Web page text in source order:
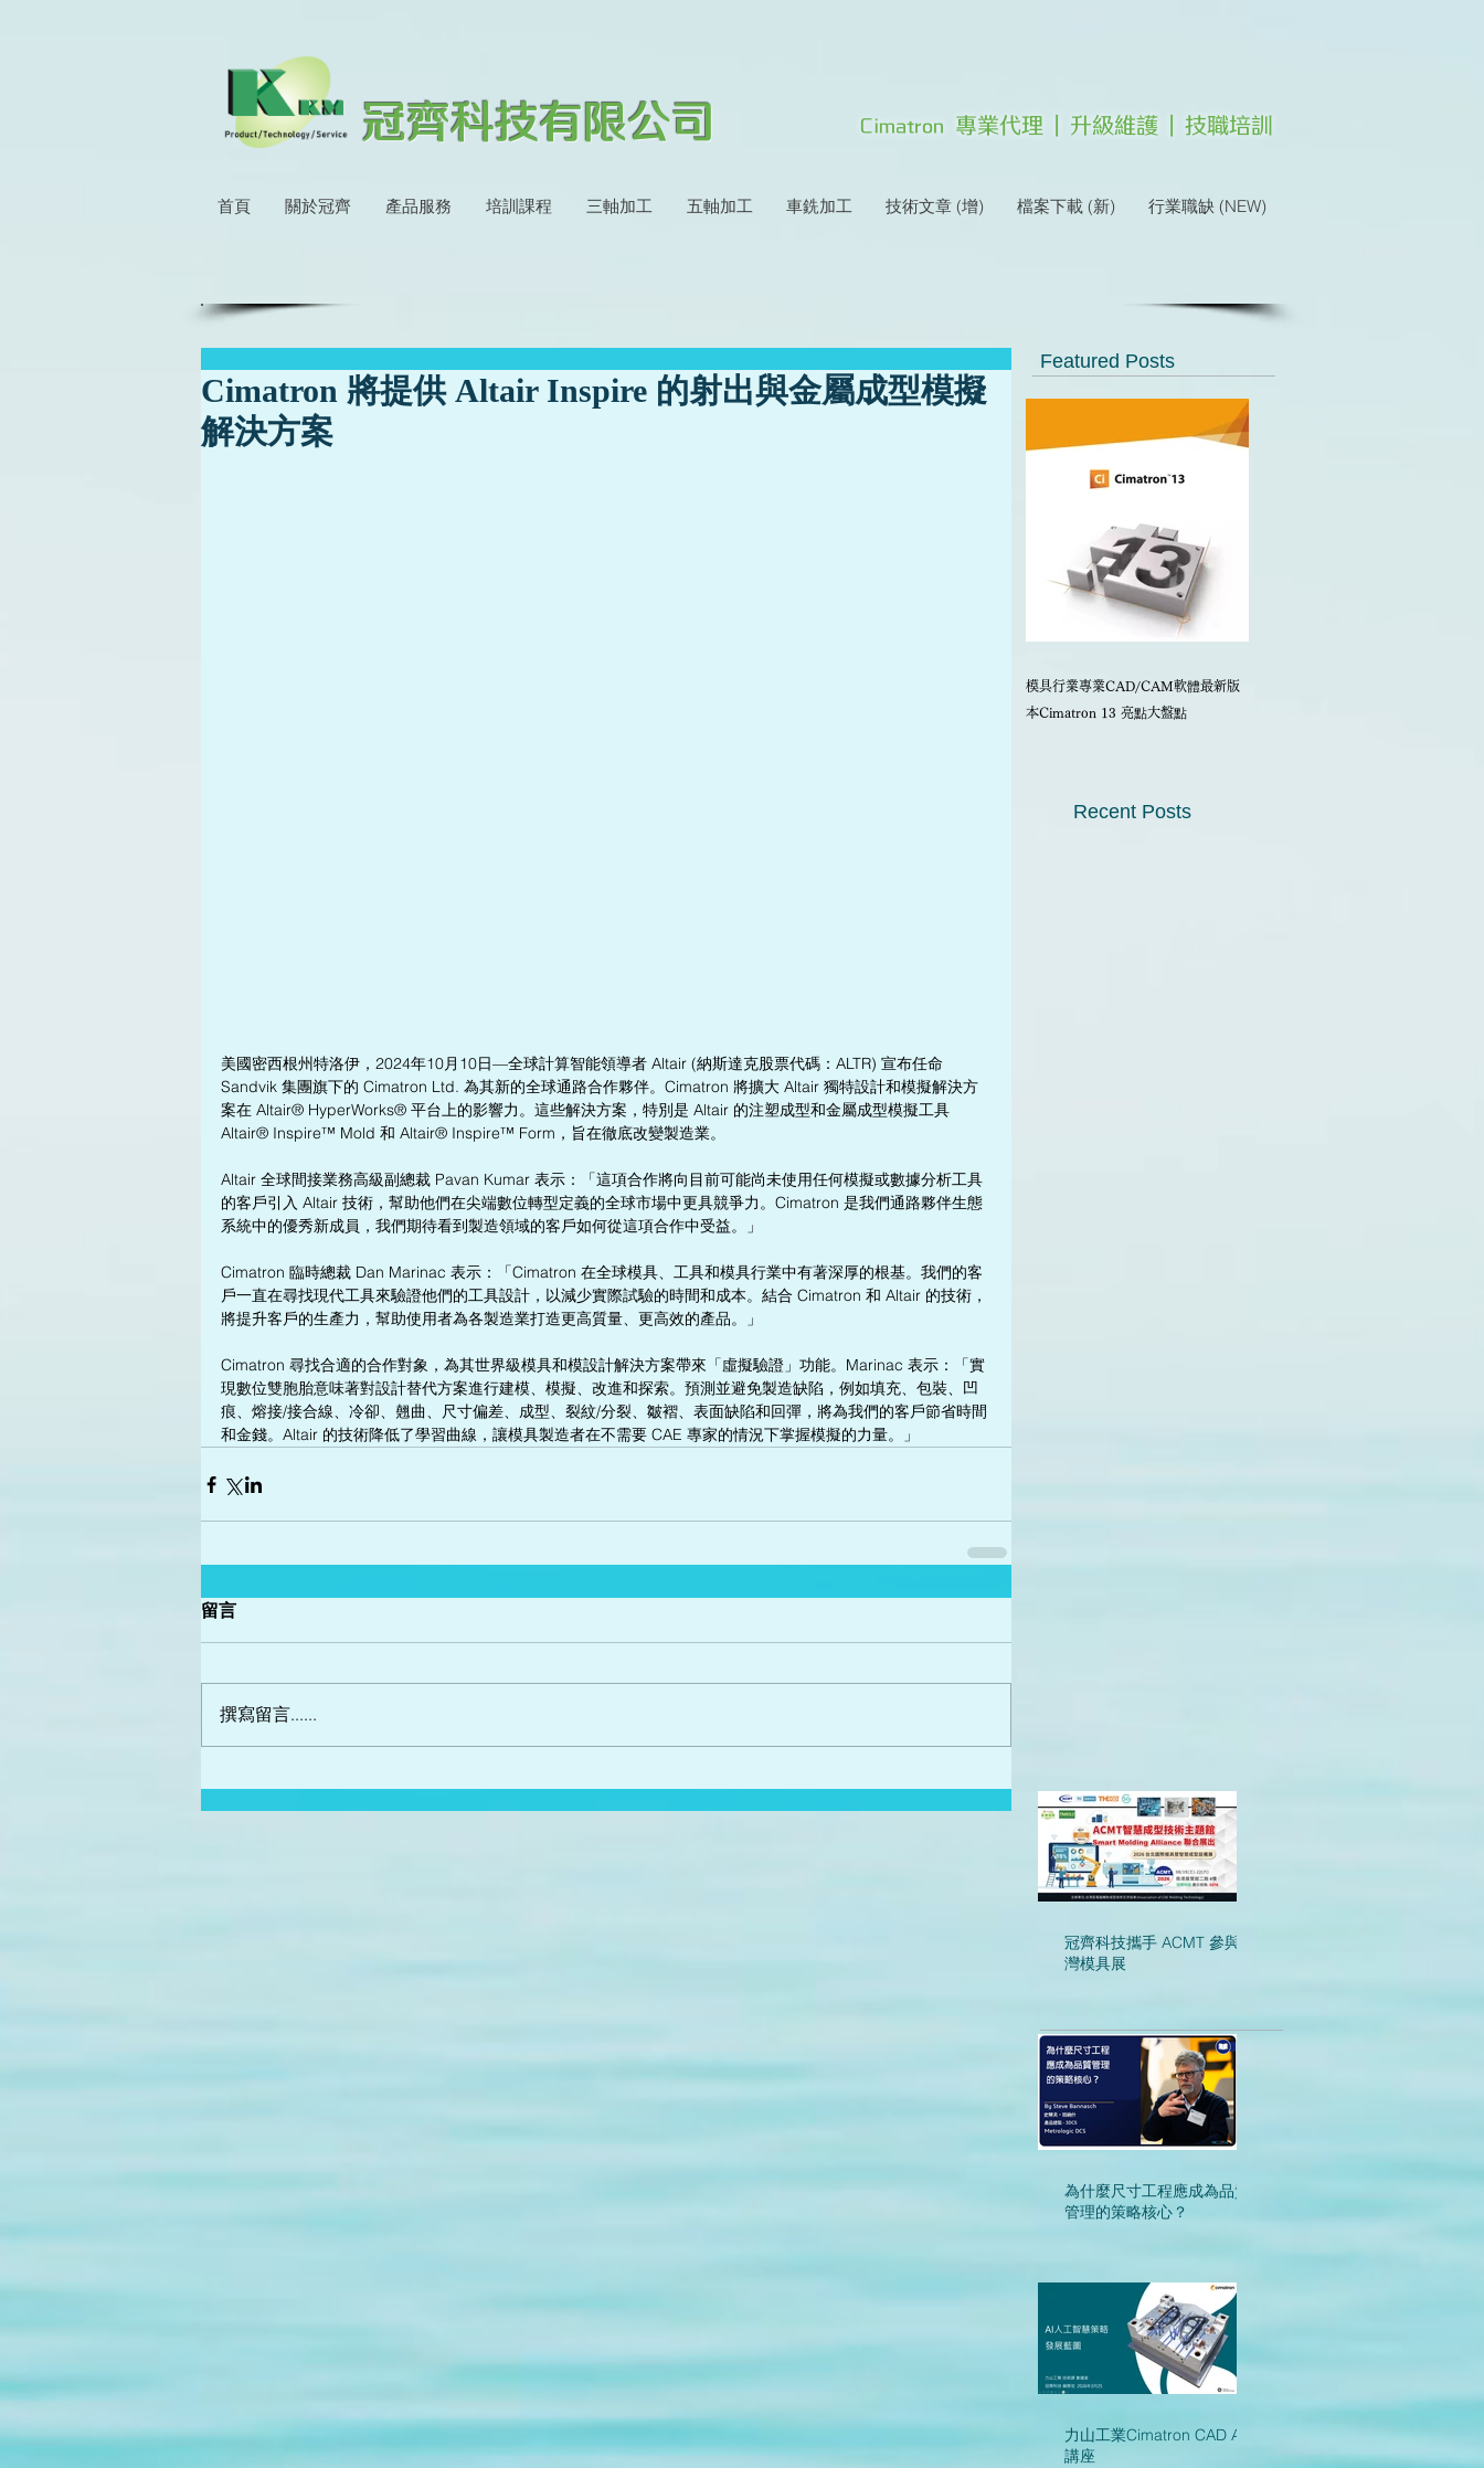
冠齊科技有限公司 Cimatron 專業代理 | 升級維護 | 技職培訓
首頁 關於冠齊 產品服務 培訓課程 三軸加工 五軸加工 車銑加工 技術文章 (增) 檔案下載 (新) 行業職缺 (NEW)
Cimatron 將提供 Altair Inspire 的射出與金屬成型模擬
解決方案
美國密西根州特洛伊，2024年10月10日—全球計算智能領導者 Altair (納斯達克股票代碼：ALTR) 宣布任命
Sandvik 集團旗下的 Cimatron Ltd. 為其新的全球通路合作夥伴。Cimatron 將擴大 Altair 獨特設計和模擬解決方
案在 Altair® HyperWorks® 平台上的影響力。這些解決方案，特別是 Altair 的注塑成型和金屬成型模擬工具
Altair® Inspire™ Mold 和 Altair® Inspire™ Form，旨在徹底改變製造業。
Altair 全球間接業務高級副總裁 Pavan Kumar 表示：「這項合作將向目前可能尚未使用任何模擬或數據分析工具
的客戶引入 Altair 技術，幫助他們在尖端數位轉型定義的全球市場中更具競爭力。Cimatron 是我們通路夥伴生態
系統中的優秀新成員，我們期待看到製造領域的客戶如何從這項合作中受益。」
Cimatron 臨時總裁 Dan Marinac 表示：「Cimatron 在全球模具、工具和模具行業中有著深厚的根基。我們的客
戶一直在尋找現代工具來驗證他們的工具設計，以減少實際試驗的時間和成本。結合 Cimatron 和 Altair 的技術，
將提升客戶的生產力，幫助使用者為各製造業打造更高質量、更高效的產品。」
Cimatron 尋找合適的合作對象，為其世界級模具和模設計解決方案帶來「虛擬驗證」功能。Marinac 表示：「實
現數位雙胞胎意味著對設計替代方案進行建模、模擬、改進和探索。預測並避免製造缺陷，例如填充、包裝、凹
痕、熔接/接合線、冷卻、翹曲、尺寸偏差、成型、裂紋/分裂、皺褶、表面缺陷和回彈，將為我們的客戶節省時間
和金錢。Altair 的技術降低了學習曲線，讓模具製造者在不需要 CAE 專家的情況下掌握模擬的力量。」
留言
撰寫留言......
Featured Posts
模具行業專業CAD/CAM軟體最新版
本Cimatron 13 亮點大盤點
Recent Posts
冠齊科技攜手 ACMT 參與台
灣模具展
為什麼尺寸工程應成為品質
管理的策略核心？
力山工業Cimatron CAD AI
講座